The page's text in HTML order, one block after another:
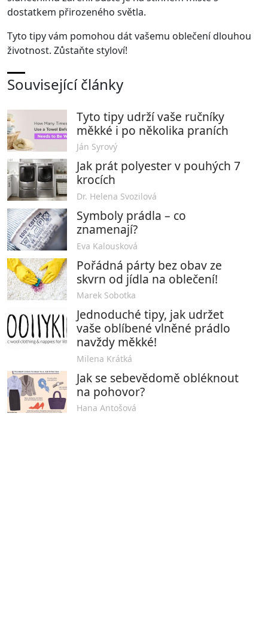
dostatkem přirozeného světla.
Tyto tipy vám pomohou dát vašemu oblečení dlouhou
životnost. Zůstaňte styloví!
Související články
Tyto tipy udrží vaše ručníky
měkké i po několika praních
Ján Syrový
Jak prát polyester v pouhých 7
krocích
Dr. Helena Svozilová
Symboly prádla – co
znamenají?
Eva Kalousková
Pořádná párty bez obav ze
skvrn od jídla na oblečení!
Marek Sobotka
Jednoduché tipy, jak udržet
vaše oblíbené vlněné prádlo
navždy měkké!
Milena Krátká
Jak se sebevědomě obléknout
na pohovor?
Hana Antošová